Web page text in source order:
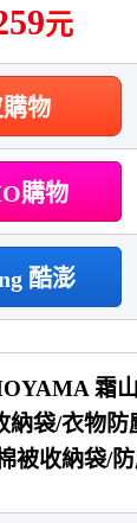
元
物
購物
酷澎
霜
納袋/衣物
被收納袋/